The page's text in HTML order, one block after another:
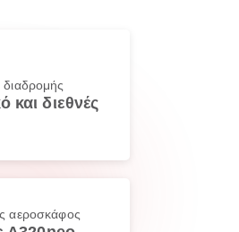
και διεθνές
αεροσκάφος